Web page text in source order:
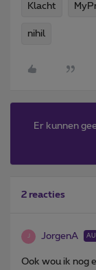
Klacht
nihil
Er kunnen
2 reacties
J JorgenA
Ook wou ik nog